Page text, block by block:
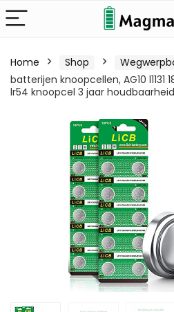
Home Shop
batterijen knoopcellen, AG10 l1131
lr54 knoopcel 3 jaar